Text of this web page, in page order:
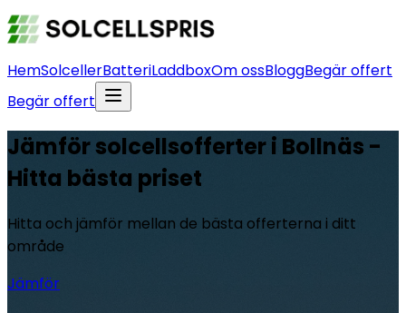
HemSolcellerBatteriLaddboxOm ossBloggBegär offert
Begär offert
Jämför solcellsofferter i Bollnäs -
Hitta bästa priset
Hitta och jämför mellan de bästa offerterna i ditt
område
Jämför